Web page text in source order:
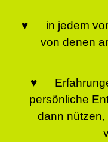
♥ in jedem von
von denen
♥
persönliche
dann